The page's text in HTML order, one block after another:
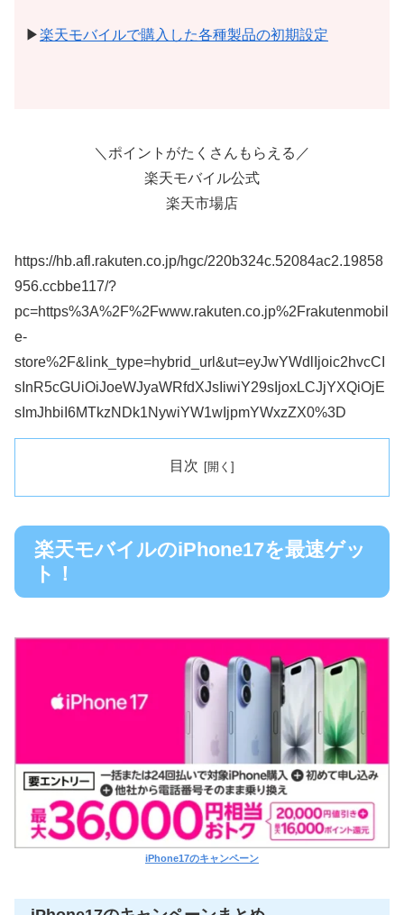
▶楽天モバイルで購入した各種製品の初期設定
＼ポイントがたくさんもらえる／
楽天モバイル公式
楽天市場店
https://hb.afl.rakuten.co.jp/hgc/220b324c.52084ac2.19858
956.ccbbe117/?
pc=https%3A%2F%2Fwww.rakuten.co.jp%2Frakutenmobil
e-
store%2F&link_type=hybrid_url&ut=eyJwYWdlIjoic2hvcCI
sInR5cGUiOiJoeWJyaWRfdXJsIiwiY29sIjoxLCJjYXQiOjE
sImJhbiI6MTkzNDk1NywiYW1wIjpmYWxzZX0%3D
目次
楽天モバイルのiPhone17を最速ゲッ
ト！
iPhone17のキャンペーン